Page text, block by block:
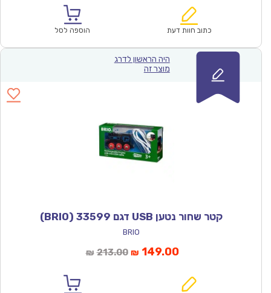
₪61.00.
הוא:
כתוב חוות דעת הוספה לסל
היה הראשון לדרג
מוצר זה
קטר שחור נטען USB דגם 33599 (BRIO)
BRIO
₪ 213.00המחיר
₪ 149.00המחיר
הוא: